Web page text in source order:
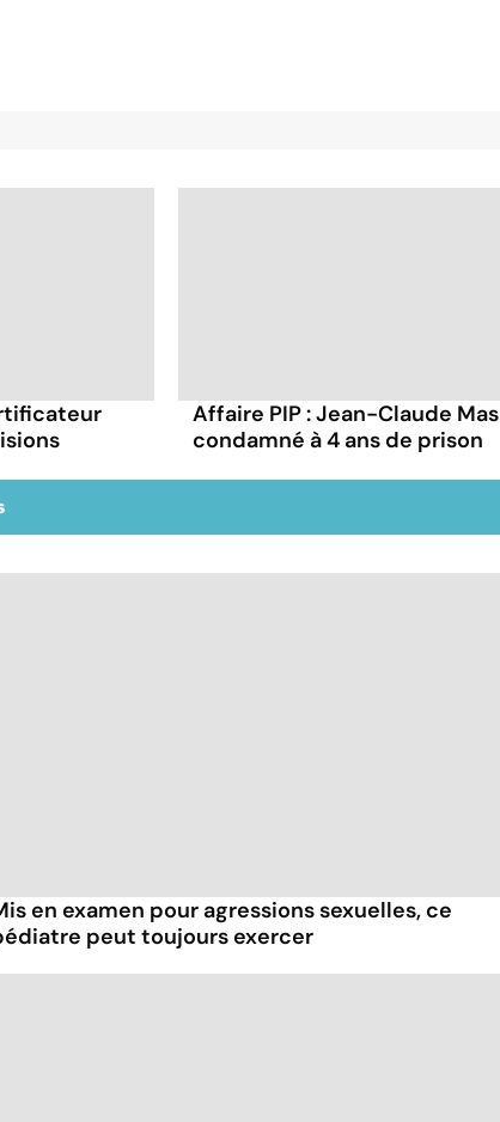
Affaire PIP : Jean-Claude Mas
condamné à 4 ans de prison
en examen pour agressions sexuelles, ce
peut toujours exercer